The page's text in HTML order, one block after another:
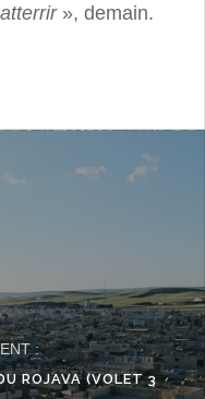
», demain.
:
ROJAVA (VOLET 3